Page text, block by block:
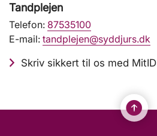
Tandplejen
Telefon: 87535100
E-mail: tandplejen@syddjurs.dk
Skriv sikkert til os med MitID